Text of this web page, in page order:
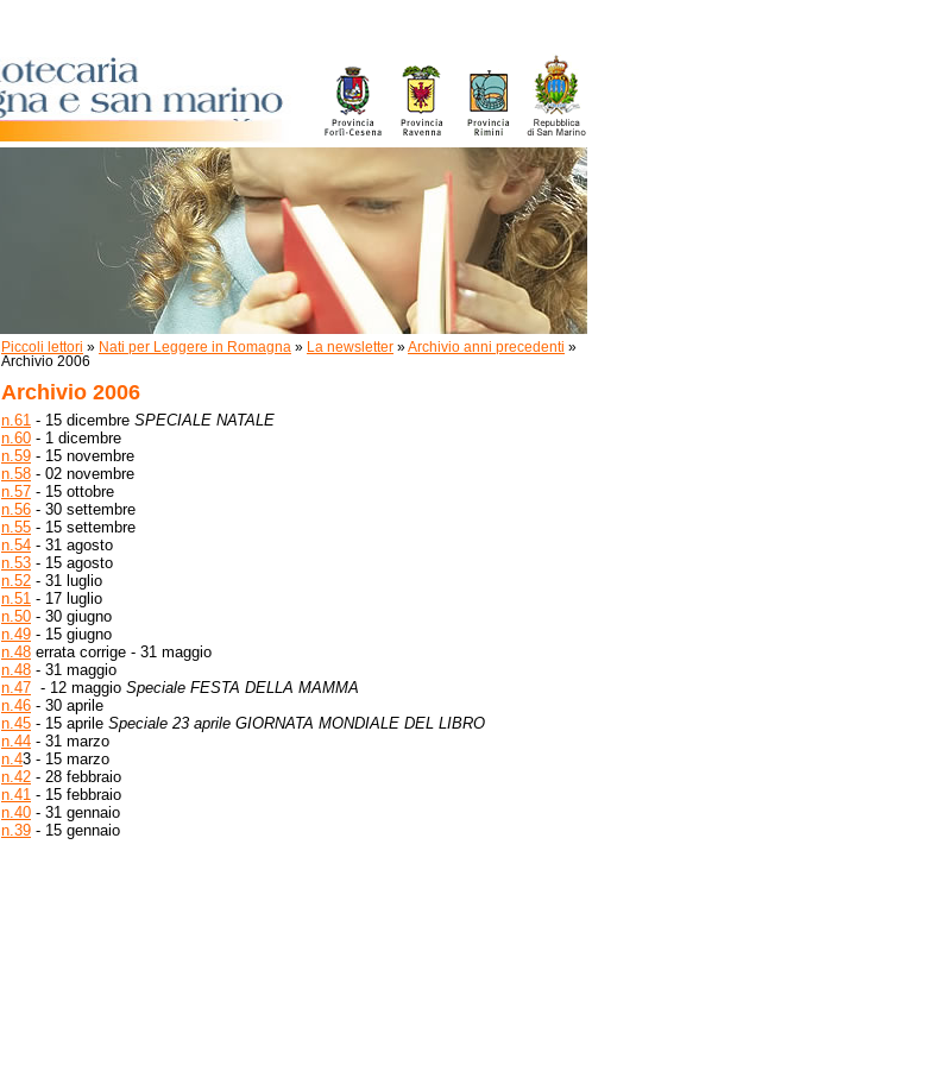
Piccoli lettori » Nati per Leggere in Romagna » La newsletter »Archivio anni precedenti »
Archivio 2006
Archivio 2006
n.61 - 15 dicembre SPECIALE NATALE
n.60 - 1 dicembre
n.59 - 15 novembre
n.58 - 02 novembre
n.57 - 15 ottobre
n.56 - 30 settembre
n.55 - 15 settembre
n.54 - 31 agosto
n.53 - 15 agosto
n.52 - 31 luglio
n.51 - 17 luglio
n.50 - 30 giugno
n.49 - 15 giugno
n.48 errata corrige - 31 maggio
n.48 - 31 maggio
n.47 - 12 maggio Speciale FESTA DELLA MAMMA
n.46 - 30 aprile
n.45 - 15 aprile Speciale 23 aprile GIORNATA MONDIALE DEL LIBRO
n.44 - 31 marzo
n.43 - 15 marzo
n.42 - 28 febbraio
n.41 - 15 febbraio
n.40 - 31 gennaio
n.39 - 15 gennaio